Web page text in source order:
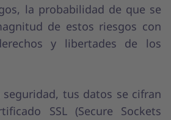
la probabilidad de que se
de estos riesgos con
y libertades de los
seguridad, tus datos se cifran
SSL (Secure Sockets